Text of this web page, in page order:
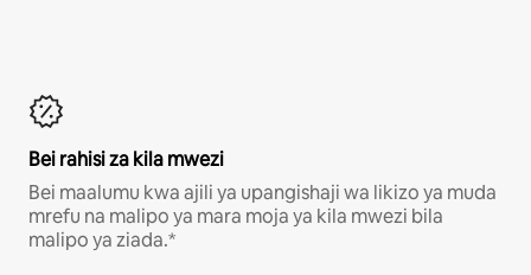
Bei rahisi za kila mwezi
Bei maalumu kwa ajili ya upangishaji wa likizo ya muda
mrefu na malipo ya mara moja ya kila mwezi bila
malipo ya ziada.*